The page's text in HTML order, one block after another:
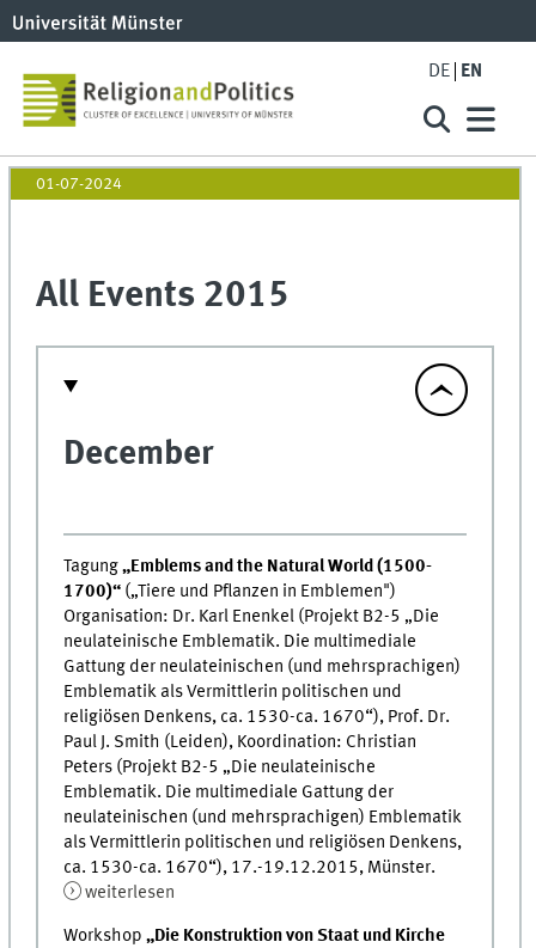
DE EN
01-07-2024
All Events 2015
December
Tagung„Emblems and the Natural World (1500-
1700)“ („Tiere und Pflanzen in Emblemen")
Organisation: Dr. Karl Enenkel (Projekt B2-5 „Die
neulateinische Emblematik. Die multimediale
Gattung der neulateinischen (und mehrsprachigen)
Emblematik als Vermittlerin politischen und
religiösen Denkens, ca. 1530-ca. 1670“), Prof. Dr.
Paul J. Smith (Leiden), Koordination: Christian
Peters (Projekt B2-5 „Die neulateinische
Emblematik. Die multimediale Gattung der
neulateinischen (und mehrsprachigen) Emblematik
als Vermittlerin politischen und religiösen Denkens,
ca. 1530-ca. 1670“), 17.-19.12.2015, Münster.
weiterlesen
Workshop„Die Konstruktion von Staat und Kirche